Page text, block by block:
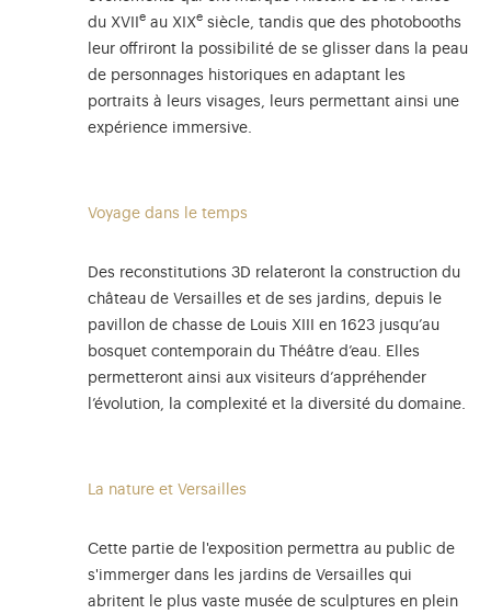
du XVII
e au XIXe siècle, tandis que des photobooths
leur offriront la possibilité de se glisser dans la peau
de personnages historiques en adaptant les
portraits à leurs visages, leurs permettant ainsi une
expérience immersive.
Voyage dans le temps
Des reconstitutions 3D relateront la construction du
château de Versailles et de ses jardins, depuis le
pavillon de chasse de Louis XIII en 1623 jusqu’au
bosquet contemporain du Théâtre d’eau. Elles
permetteront ainsi aux visiteurs d’appréhender
l’évolution, la complexité et la diversité du domaine.
La nature et Versailles
Cette partie de l'exposition permettra au public de
s'immerger dans les jardins de Versailles qui
abritent le plus vaste musée de sculptures en plein